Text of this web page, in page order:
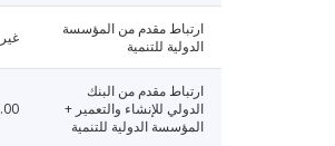
ارتباط مقدم من المؤسسة
الدولية للتنمية
ارتباط مقدم من البنك
الدولي للإنشاء والتعمير +
المؤسسة الدولية للتنمية